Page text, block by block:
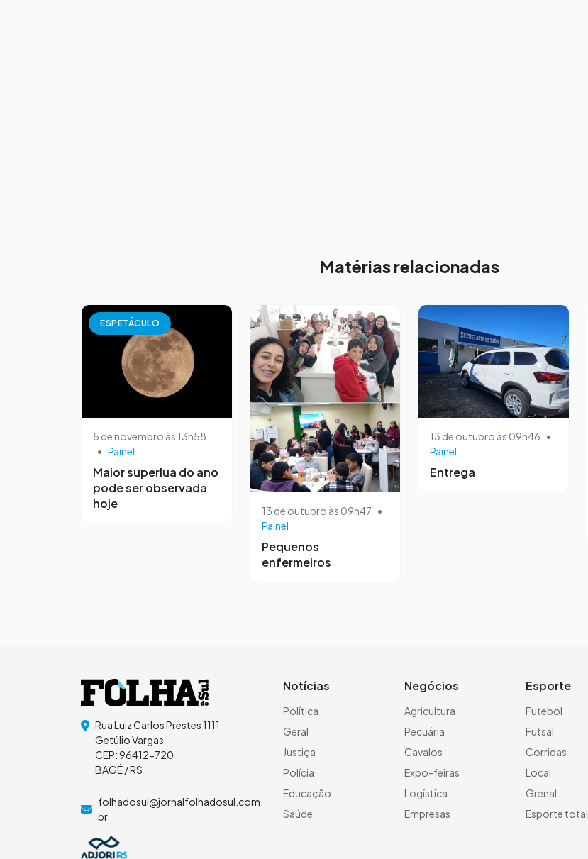
Matérias relacionadas
ESPETÁCULO
5 de novembro às 13h58
• Painel
Maior superlua do ano
pode ser observada
hoje
13 de outubro às 09h47 •
Painel
Pequenos
enfermeiros
13 de outubro às 09h46 •
Painel
Entrega
Rua Luiz Carlos Prestes 1111
Getúlio Vargas
CEP: 96412-720
BAGÉ / RS
folhadosul@jornalfolhadosul.com.
br
Notícias
Política
Geral
Justiça
Polícia
Educação
Saúde
Negócios
Agricultura
Pecuária
Cavalos
Expo-feiras
Logística
Empresas
Esporte
Futebol
Futsal
Corridas
Local
Grenal
Esporte total